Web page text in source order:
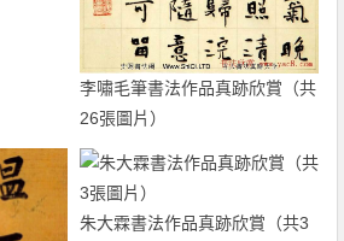
李嘯毛筆書法作品真跡欣賞（共
26張圖片）
朱大霖書法作品真跡欣賞（共3